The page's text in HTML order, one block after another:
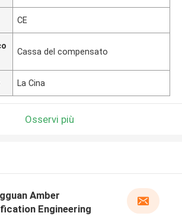
CE
Cassa del compensato
La Cina
Osservi più
Amber
Engineering